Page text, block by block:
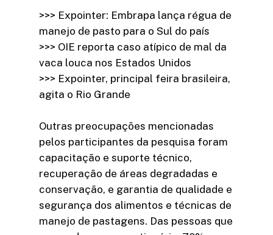
>>> Expointer: Embrapa lança régua de
manejo de pasto para o Sul do país
>>> OIE reporta caso atípico de mal da
vaca louca nos Estados Unidos
>>> Expointer, principal feira brasileira,
agita o Rio Grande
Outras preocupações mencionadas
pelos participantes da pesquisa foram
capacitação e suporte técnico,
recuperação de áreas degradadas e
conservação, e garantia de qualidade e
segurança dos alimentos e técnicas de
manejo de pastagens. Das pessoas que